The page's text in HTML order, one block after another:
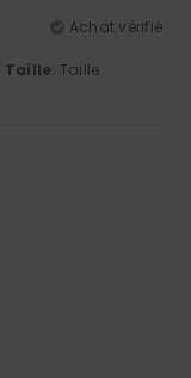
Achat vérifié
Taille: Taille